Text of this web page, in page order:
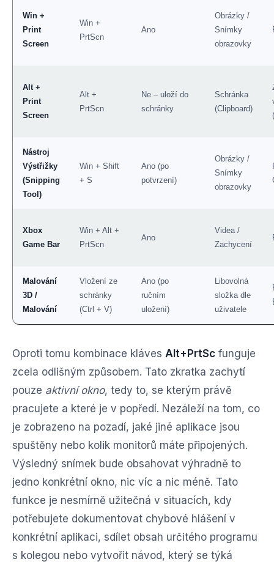
Win +
Print
Screen
Win +
PrtScn
Ano
Obrázky /
Snímky
obrazovky
Alt +
Print
Screen
Alt +
PrtScn
Ne – uloží do
schránky
Schránka
(Clipboard)
Nástroj
Výstřižky
(Snipping
Tool)
Win + Shift
+ S
Ano (po
potvrzení)
Obrázky /
Snímky
obrazovky
Xbox
Game Bar
Win + Alt +
PrtScn
Ano
Videa /
Zachycení
Malování
3D /
Malování
Vložení ze
schránky
(Ctrl + V)
Ano (po
ručním
uložení)
Libovolná
složka dle
uživatele
Oproti tomu kombinace kláves Alt+PrtSc funguje
zcela odlišným způsobem. Tato zkratka zachytí
pouze aktivní okno, tedy to, se kterým právě
pracujete a které je v popředí. Nezáleží na tom, co
je zobrazeno na pozadí, jaké jiné aplikace jsou
spuštěny nebo kolik monitorů máte připojených.
Výsledný snímek bude obsahovat výhradně to
jedno konkrétní okno, nic víc a nic méně. Tato
funkce je nesmírně užitečná v situacích, kdy
potřebujete dokumentovat chybové hlášení v
konkrétní aplikaci, sdílet obsah určitého programu
s kolegou nebo vytvořit návod, který se týká